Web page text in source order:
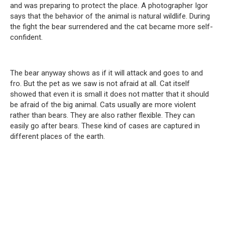
and was preparing to protect the place. A photographer Igor
says that the behavior of the animal is natural wildlife. During
the fight the bear surrendered and the cat became more self-
confident.
The bear anyway shows as if it will attack and goes to and
fro. But the pet as we saw is not afraid at all. Cat itself
showed that even it is small it does not matter that it should
be afraid of the big animal. Cats usually are more violent
rather than bears. They are also rather flexible. They can
easily go after bears. These kind of cases are captured in
different places of the earth.